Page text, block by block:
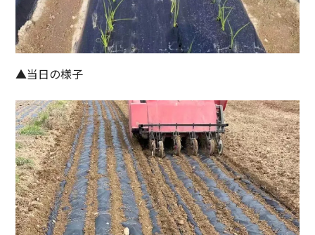
▲当日の様子